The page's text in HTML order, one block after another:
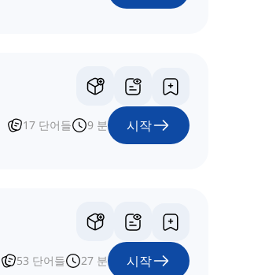
17 단어들 9 분 시작
53 단어들 27 분 시작